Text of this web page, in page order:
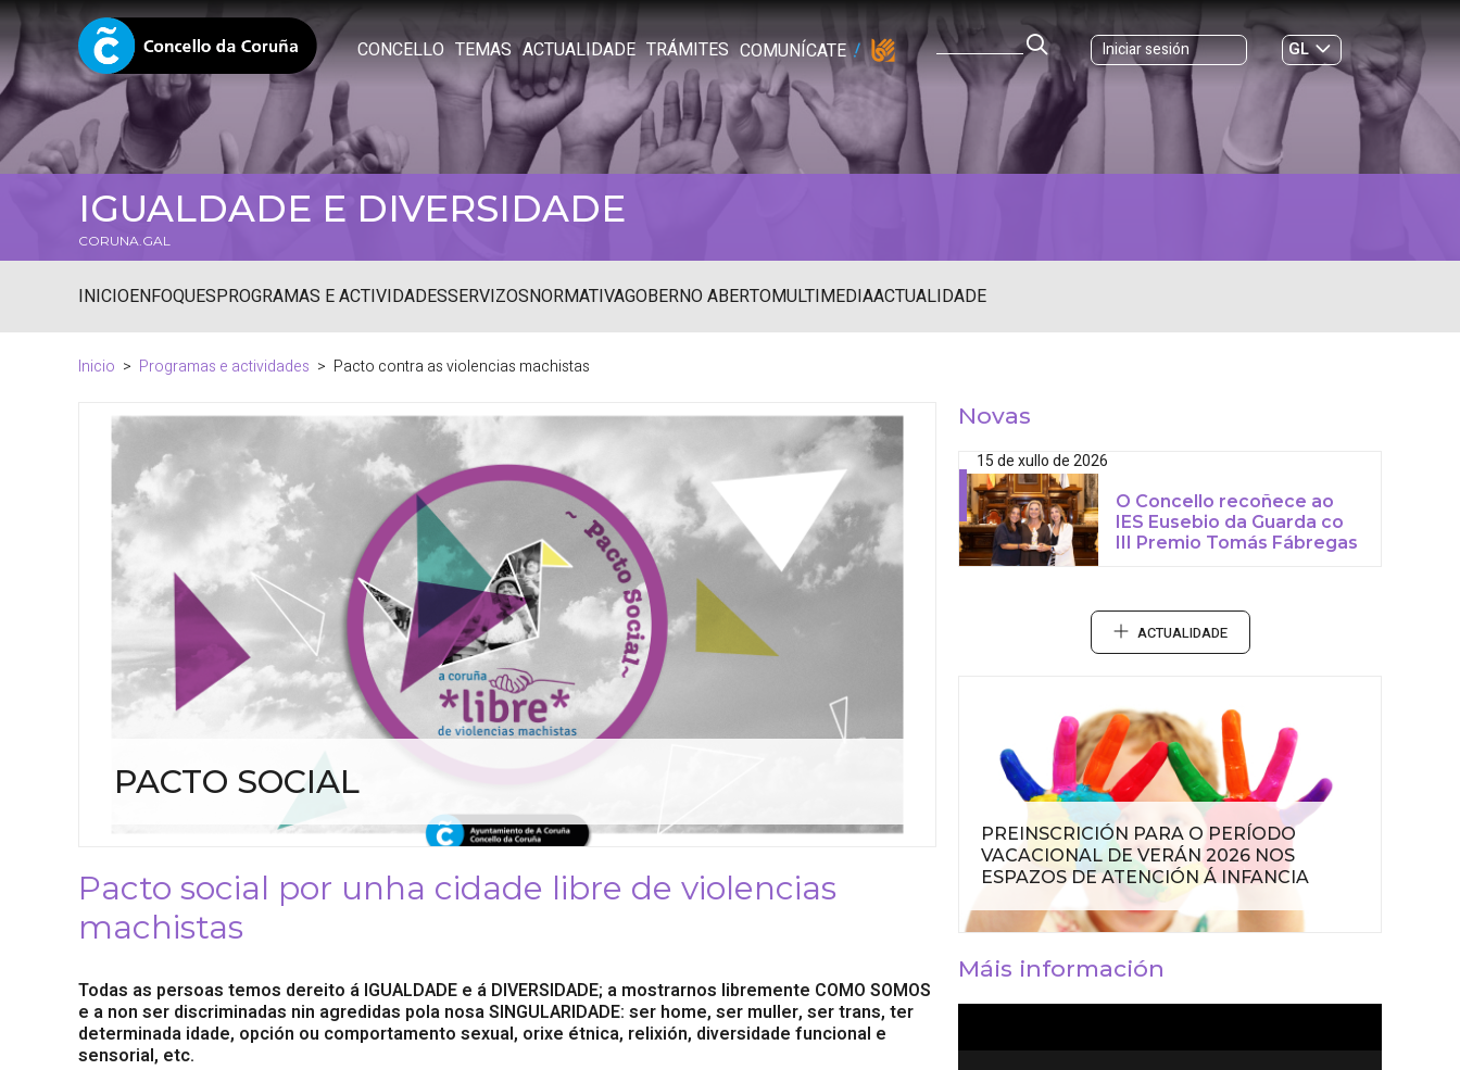
CONCELLO TEMAS ACTUALIDADE TRÁMITES COMUNÍCATE Iniciar sesión
GL
ES|
IGUALDADE E DIVERSIDADE
CORUNA.GAL
INICIOENFOQUESPROGRAMAS E ACTIVIDADESSERVIZOSNORMATIVAGOBERNO ABERTOMULTIMEDIAACTUALIDADE
Inicio Programas e actividades Pacto contra as violencias machistas
PACTO SOCIAL
Pacto social por unha cidade libre de violencias
machistas
Todas as persoas temos dereito á IGUALDADE e á DIVERSIDADE; a mostrarnos libremente COMO SOMOS
e a non ser discriminadas nin agredidas pola nosa SINGULARIDADE: ser home, ser muller, ser trans, ter
determinada idade, opción ou comportamento sexual, orixe étnica, relixión, diversidade funcional e
sensorial, etc.
Novas
15 de xullo de 2026
O Concello recoñece ao
IES Eusebio da Guarda co
III Premio Tomás Fábregas
ACTUALIDADE
PREINSCRICIÓN PARA O PERÍODO
VACACIONAL DE VERÁN 2026 NOS
ESPAZOS DE ATENCIÓN Á INFANCIA
Máis información